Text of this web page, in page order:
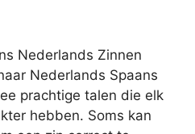
Nederlands Zinnen
Nederlands Spaans
prachtige talen die elk
hebben. Soms kan